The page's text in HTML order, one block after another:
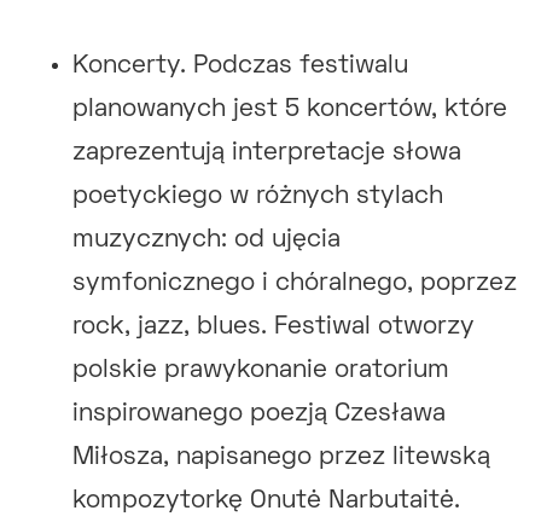
Koncerty. Podczas festiwalu
planowanych jest 5 koncertów, które
zaprezentują interpretacje słowa
poetyckiego w różnych stylach
muzycznych: od ujęcia
symfonicznego i chóralnego, poprzez
rock, jazz, blues. Festiwal otworzy
polskie prawykonanie oratorium
inspirowanego poezją Czesława
Miłosza, napisanego przez litewską
kompozytorkę Onutė Narbutaitė.